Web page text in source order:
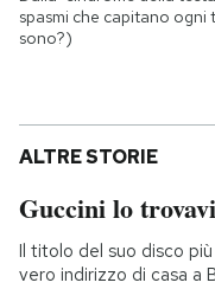
spasmi che capitano
sono?)
ALTRE STORIE
Guccini lo
Il titolo del suo disco
vero indirizzo di casa a